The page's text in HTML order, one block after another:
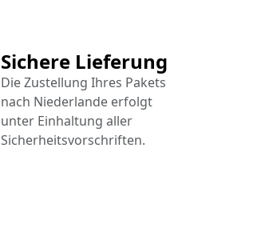
Sichere Lieferung
Die Zustellung Ihres Pakets
nach Niederlande erfolgt
unter Einhaltung aller
Sicherheitsvorschriften.